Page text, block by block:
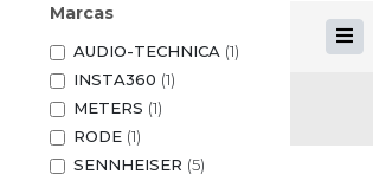
Marcas
AUDIO-TECHNICA (1)
INSTA360 (1)
METERS (1)
RODE (1)
SENNHEISER (5)